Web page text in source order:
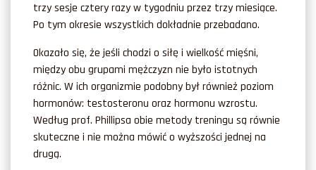
trzy sesje cztery razy w tygodniu przez trzy miesiące.
Po tym okresie wszystkich dokładnie przebadano.
Okazało się, że jeśli chodzi o siłę i wielkość mięśni,
między obu grupami mężczyzn nie było istotnych
różnic. W ich organizmie podobny był również poziom
hormonów: testosteronu oraz hormonu wzrostu.
Według prof. Phillipsa obie metody treningu są równie
skuteczne i nie można mówić o wyższości jednej na
drugą.